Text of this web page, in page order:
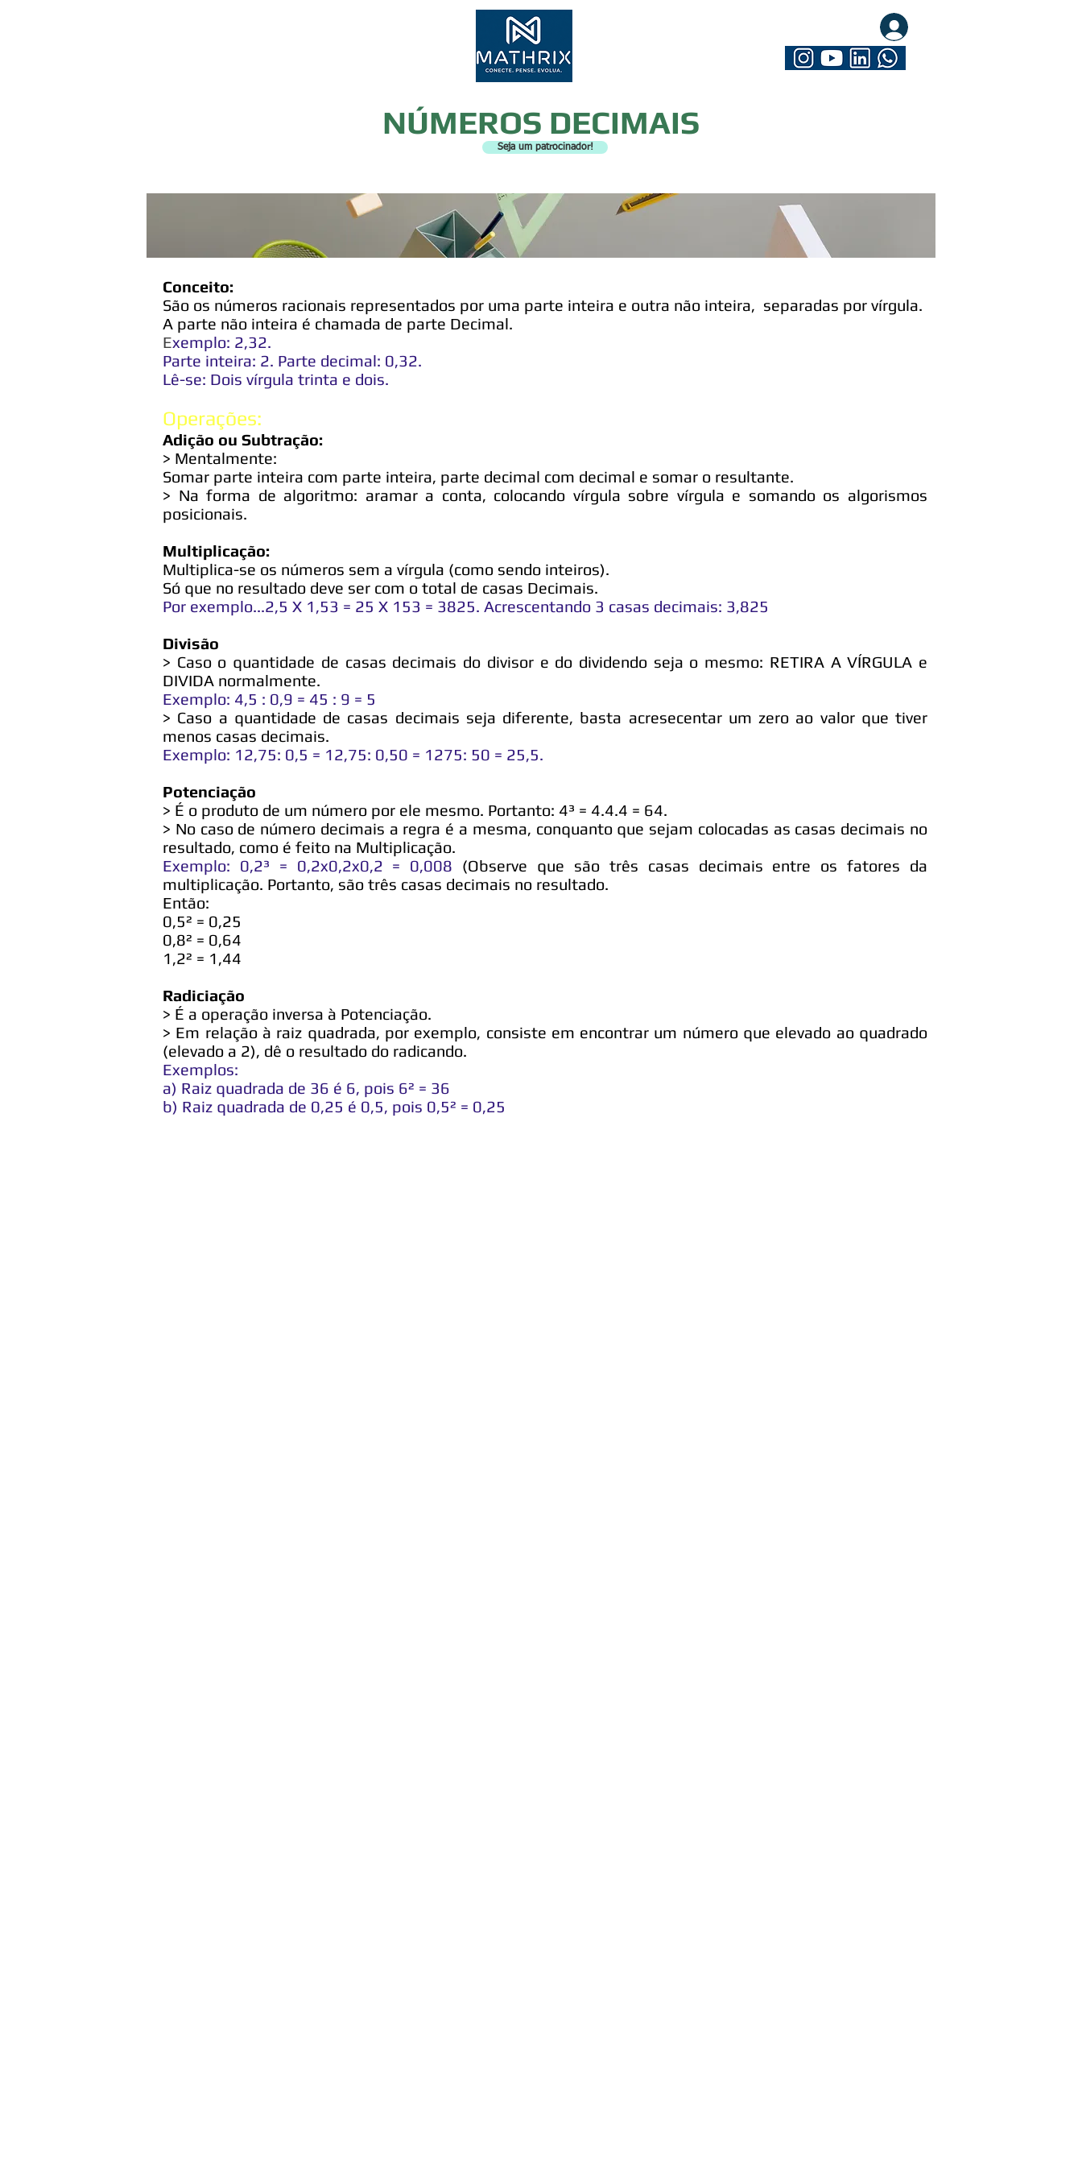
NÚMEROS DECIMAIS
Seja um patrocinador!
Conceito:
São os números racionais representados por uma parte inteira e outra não inteira, separadas por vírgula.
A parte não inteira é chamada de parte Decimal.
Exemplo: 2,32.
Parte inteira: 2. Parte decimal: 0,32.
Lê-se: Dois vírgula trinta e dois.
Operações:
Adição ou Subtração:
> Mentalmente:
Somar parte inteira com parte inteira, parte decimal com decimal e somar o resultante.
> Na forma de algoritmo: aramar a conta, colocando vírgula sobre vírgula e somando os algorismos
posicionais.
Multiplicação:
Multiplica-se os números sem a vírgula (como sendo inteiros).
Só que no resultado deve ser com o total de casas Decimais.
Por exemplo...2,5 X 1,53 = 25 X 153 = 3825. Acrescentando 3 casas decimais: 3,825
Divisão
> Caso o quantidade de casas decimais do divisor e do dividendo seja o mesmo: RETIRA A VÍRGULA e
DIVIDA normalmente.
Exemplo: 4,5 : 0,9 = 45 : 9 = 5
> Caso a quantidade de casas decimais seja diferente, basta acresecentar um zero ao valor que tiver
menos casas decimais.
Exemplo: 12,75: 0,5 = 12,75: 0,50 = 1275: 50 = 25,5.
Potenciação
> É o produto de um número por ele mesmo. Portanto: 4³ = 4.4.4 = 64.
> No caso de número decimais a regra é a mesma, conquanto que sejam colocadas as casas decimais no
resultado, como é feito na Multiplicação.
Exemplo: 0,2³ = 0,2x0,2x0,2 = 0,008 (Observe que são três casas decimais entre os fatores da
multiplicação. Portanto, são três casas decimais no resultado.
Então:
0,5² = 0,25
0,8² = 0,64
1,2² = 1,44
Radiciação
> É a operação inversa à Potenciação.
> Em relação à raiz quadrada, por exemplo, consiste em encontrar um número que elevado ao quadrado
(elevado a 2), dê o resultado do radicando.
Exemplos:
a) Raiz quadrada de 36 é 6, pois 6² = 36
b) Raiz quadrada de 0,25 é 0,5, pois 0,5² = 0,25